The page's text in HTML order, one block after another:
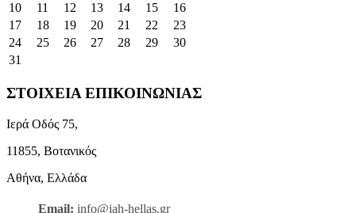
10
11 12 13 14 15
16
17
18 19 20 21 22
23
24
25 26 27 28 29
30
31
ΣΤΟΙΧΕΙΑ ΕΠΙΚΟΙΝΩΝΙΑΣ
Ιερά Οδός 75,
11855, Βοτανικός
Αθήνα, Ελλάδα
Email: info@iah-hellas.gr